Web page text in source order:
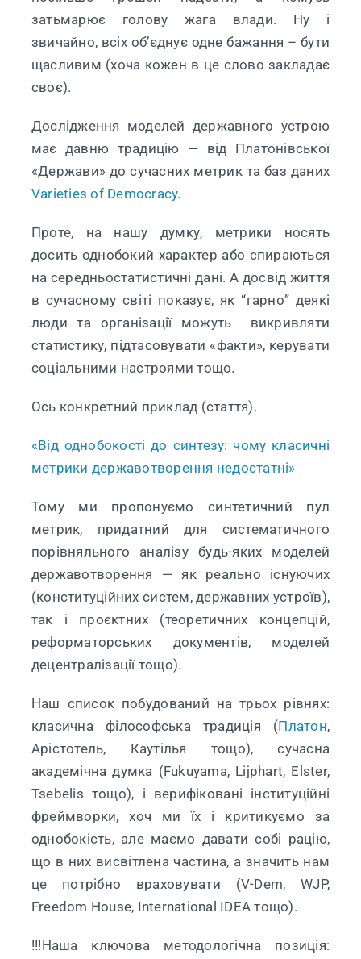
затьмарює голову жага влади. Ну і
звичайно, всіх об’єднує одне бажання – бути
щасливим (хоча кожен в це слово закладає
своє).
Дослідження моделей державного устрою
має давню традицію — від Платонівської
«Держави» до сучасних метрик та баз даних
Varieties of Democracy.
Проте, на нашу думку, метрики носять
досить однобокий характер або спираються
на середньостатистичні дані. А досвід життя
в сучасному світі показує, як “гарно” деякі
люди та організації можуть викривляти
статистику, підтасовувати «факти», керувати
соціальними настроями тощо.
Ось конкретний приклад (стаття).
«Від однобокості до синтезу: чому класичні
метрики державотворення недостатні»
Тому ми пропонуємо синтетичний пул
метрик, придатний для систематичного
порівняльного аналізу будь-яких моделей
державотворення — як реально існуючих
(конституційних систем, державних устроїв),
так і проєктних (теоретичних концепцій,
реформаторських документів, моделей
децентралізації тощо).
Наш список побудований на трьох рівнях:
класична філософська традиція (Платон,
Арістотель, Каутілья тощо), сучасна
академічна думка (Fukuyama, Lijphart, Elster,
Tsebelis тощо), і верифіковані інституційні
фреймворки, хоч ми їх і критикуємо за
однобокість, але маємо давати собі рацію,
що в них висвітлена частина, а значить нам
це потрібно враховувати (V-Dem, WJP,
Freedom House, International IDEA тощо).
!!!Наша ключова методологічна позиція: